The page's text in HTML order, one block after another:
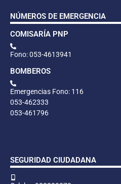
NÚMEROS DE EMERGENCIA
COMISARÍA PNP
Fono: 053-4613941
BOMBEROS
Emergencias Fono: 116
053-462333
053-461796
SEGURIDAD CIUDADANA